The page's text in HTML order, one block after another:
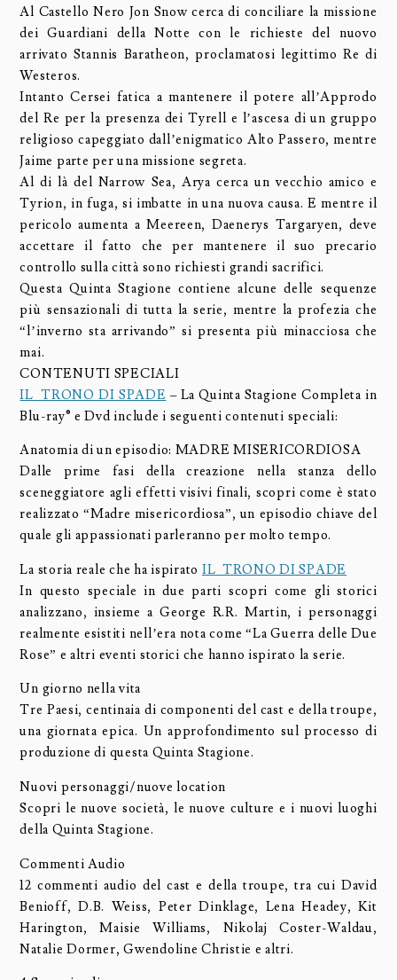
Al Castello Nero Jon Snow cerca di conciliare la missione
dei Guardiani della Notte con le richieste del nuovo
arrivato Stannis Baratheon, proclamatosi legittimo Re di
Westeros.
Intanto Cersei fatica a mantenere il potere all’Approdo
del Re per la presenza dei Tyrell e l’ascesa di un gruppo
religioso capeggiato dall’enigmatico Alto Passero, mentre
Jaime parte per una missione segreta.
Al di là del Narrow Sea, Arya cerca un vecchio amico e
Tyrion, in fuga, si imbatte in una nuova causa. E mentre il
pericolo aumenta a Meereen, Daenerys Targaryen, deve
accettare il fatto che per mantenere il suo precario
controllo sulla città sono richiesti grandi sacrifici.
Questa Quinta Stagione contiene alcune delle sequenze
più sensazionali di tutta la serie, mentre la profezia che
“l’inverno sta arrivando” si presenta più minacciosa che
mai.
CONTENUTI SPECIALI
IL TRONO DI SPADE – La Quinta Stagione Completa in
Blu-ray® e Dvd include i seguenti contenuti speciali:
Anatomia di un episodio: MADRE MISERICORDIOSA
Dalle prime fasi della creazione nella stanza dello
sceneggiatore agli effetti visivi finali, scopri come è stato
realizzato “Madre misericordiosa”, un episodio chiave del
quale gli appassionati parleranno per molto tempo.
La storia reale che ha ispirato IL TRONO DI SPADE
In questo speciale in due parti scopri come gli storici
analizzano, insieme a George R.R. Martin, i personaggi
realmente esistiti nell’era nota come “La Guerra delle Due
Rose” e altri eventi storici che hanno ispirato la serie.
Un giorno nella vita
Tre Paesi, centinaia di componenti del cast e della troupe,
una giornata epica. Un approfondimento sul processo di
produzione di questa Quinta Stagione.
Nuovi personaggi/nuove location
Scopri le nuove società, le nuove culture e i nuovi luoghi
della Quinta Stagione.
Commenti Audio
12 commenti audio del cast e della troupe, tra cui David
Benioff, D.B. Weiss, Peter Dinklage, Lena Headey, Kit
Harington, Maisie Williams, Nikolaj Coster-Waldau,
Natalie Dormer, Gwendoline Christie e altri.